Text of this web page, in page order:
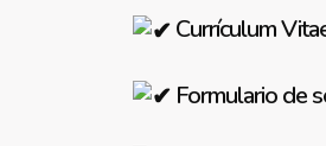
Currículum
Formulario de